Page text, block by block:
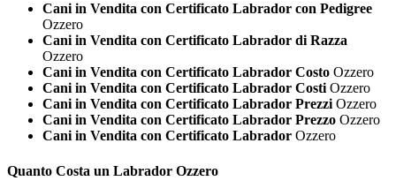
Cani in Vendita con Certificato Labrador con Pedigree
Ozzero
Cani in Vendita con Certificato Labrador di Razza
Ozzero
Cani in Vendita con Certificato Labrador Costo Ozzero
Cani in Vendita con Certificato Labrador Costi Ozzero
Cani in Vendita con Certificato Labrador Prezzi Ozzero
Cani in Vendita con Certificato Labrador Prezzo Ozzero
Cani in Vendita con Certificato Labrador Ozzero
Quanto Costa un Labrador Ozzero